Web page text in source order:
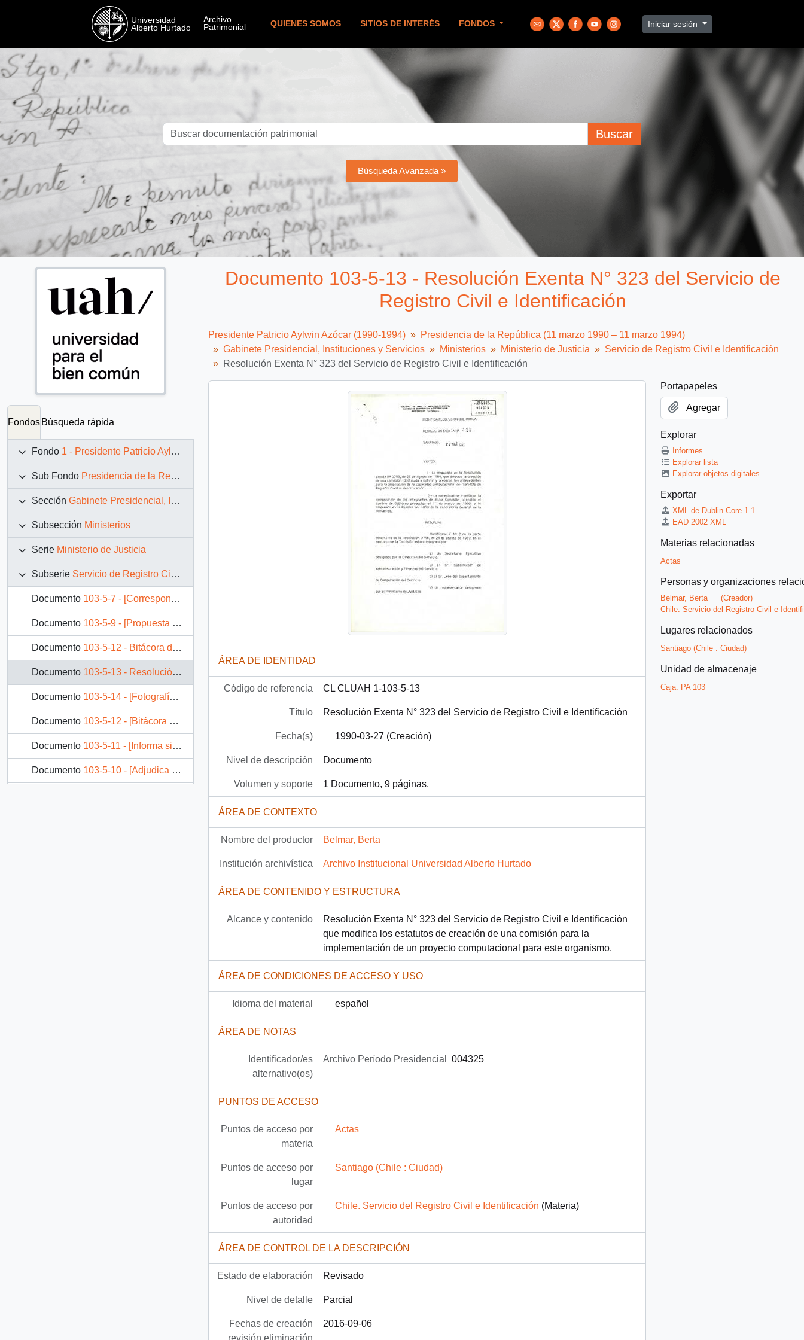
QUIENES SOMOS SITIOS DE INTERÉS FONDOS Iniciar sesión
Buscar
Búsqueda Avanzada »
Fondos Búsqueda rápida
Fondo 1 - Presidente Patricio Aylwin Azócar (1990-1994)
Sub Fondo Presidencia de la República (11 marzo 1990 – 11 marzo 1994)
Sección Gabinete Presidencial, Instituciones y Servicios
Subsección Ministerios
Serie Ministerio de Justicia
Subserie Servicio de Registro Civil e Identificación
Documento 103-5-7 - [Correspondencia de la Directora General del Servicio de Registro Civil e Identificación]
Documento 103-5-9 - [Propuesta Licitación Pública]
Documento 103-5-12 - Bitácora de actividades proyecto computacional
Documento 103-5-13 - Resolución Exenta N° 323 del Servicio de Registro Civil e Identificación
Documento 103-5-14 - [Fotografías del Servicio del Registro Civil e Identificación]
Documento 103-5-12 - [Bitácora proyecto computacional]
Documento 103-5-11 - [Informa situación de emergencia que afecta al cambio del Sistema Computacional]
Documento 103-5-10 - [Adjudica Proyecto de Cambio de Sistema Computacional a empresa que indica]
Documento 103-5-13 - Resolución Exenta N° 323 del Servicio de
Registro Civil e Identificación
Presidente Patricio Aylwin Azócar (1990-1994)
Presidencia de la República (11 marzo 1990 – 11 marzo 1994)
Gabinete Presidencial, Instituciones y Servicios
Ministerios Ministerio de Justicia
Servicio de Registro Civil e Identificación
Resolución Exenta N° 323 del Servicio de Registro Civil e Identificación
ÁREA DE IDENTIDAD
Código de referencia CL CLUAH 1-103-5-13
Título Resolución Exenta N° 323 del Servicio de Registro Civil e Identificación
Fecha(s) 1990-03-27 (Creación)
Nivel de descripción Documento
Volumen y soporte 1 Documento, 9 páginas.
ÁREA DE CONTEXTO
Nombre del productor Belmar, Berta
Institución archivística Archivo Institucional Universidad Alberto Hurtado
ÁREA DE CONTENIDO Y ESTRUCTURA
Alcance y contenido
Resolución Exenta N° 323 del Servicio de Registro Civil e Identificación
que modifica los estatutos de creación de una comisión para la
implementación de un proyecto computacional para este organismo.
ÁREA DE CONDICIONES DE ACCESO Y USO
Idioma del material español
ÁREA DE NOTAS
Identificador/es
alternativo(os)
Archivo Período Presidencial 004325
PUNTOS DE ACCESO
Puntos de acceso por
materia
Actas
Puntos de acceso por
lugar
Santiago (Chile : Ciudad)
Puntos de acceso por
autoridad
Chile. Servicio del Registro Civil e Identificación (Materia)
ÁREA DE CONTROL DE LA DESCRIPCIÓN
Estado de elaboración Revisado
Nivel de detalle Parcial
Fechas de creación
revisión eliminación
2016-09-06
Portapapeles
Agregar
Explorar
Informes
Explorar lista
Explorar objetos digitales
Exportar
XML de Dublin Core 1.1
EAD 2002 XML
Materias relacionadas
Actas
Personas y organizaciones
Belmar, Berta
(Creador)
Chile. Servicio del Registro Civil e
Lugares relacionados
Santiago (Chile : Ciudad)
Unidad de almacenaje
Caja: PA 103